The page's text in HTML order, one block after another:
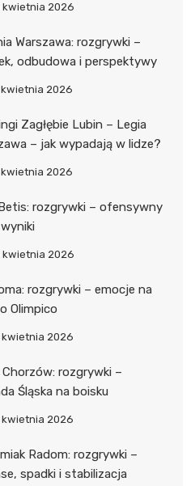
kwietnia 2026
Warszawa: rozgrywki –
odbudowa i perspektywy
kwietnia 2026
Zagłębie Lubin – Legia
– jak wypadają w lidze?
kwietnia 2026
rozgrywki – ofensywny
kwietnia 2026
rozgrywki – emocje na
Olimpico
kwietnia 2026
Chorzów: rozgrywki –
Śląska na boisku
kwietnia 2026
Radom: rozgrywki –
spadki i stabilizacja